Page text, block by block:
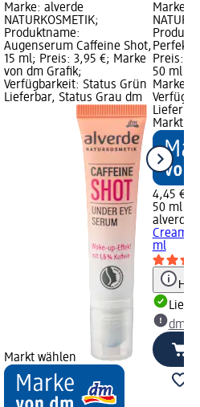
Marke: alverde
NATURKOSMETIK;
Produktname:
Augenserum Caffeine Shot,
15 ml; Preis: 3,95 €; Marke
von dm Grafik;
Verfügbarkeit: Status Grün
Lieferbar, Status Grau dm
Markt wählen
Marke:
Preis:
50 ml
Marke
Markt
4,45 €
50 ml
alverde
Cream
ml
dm